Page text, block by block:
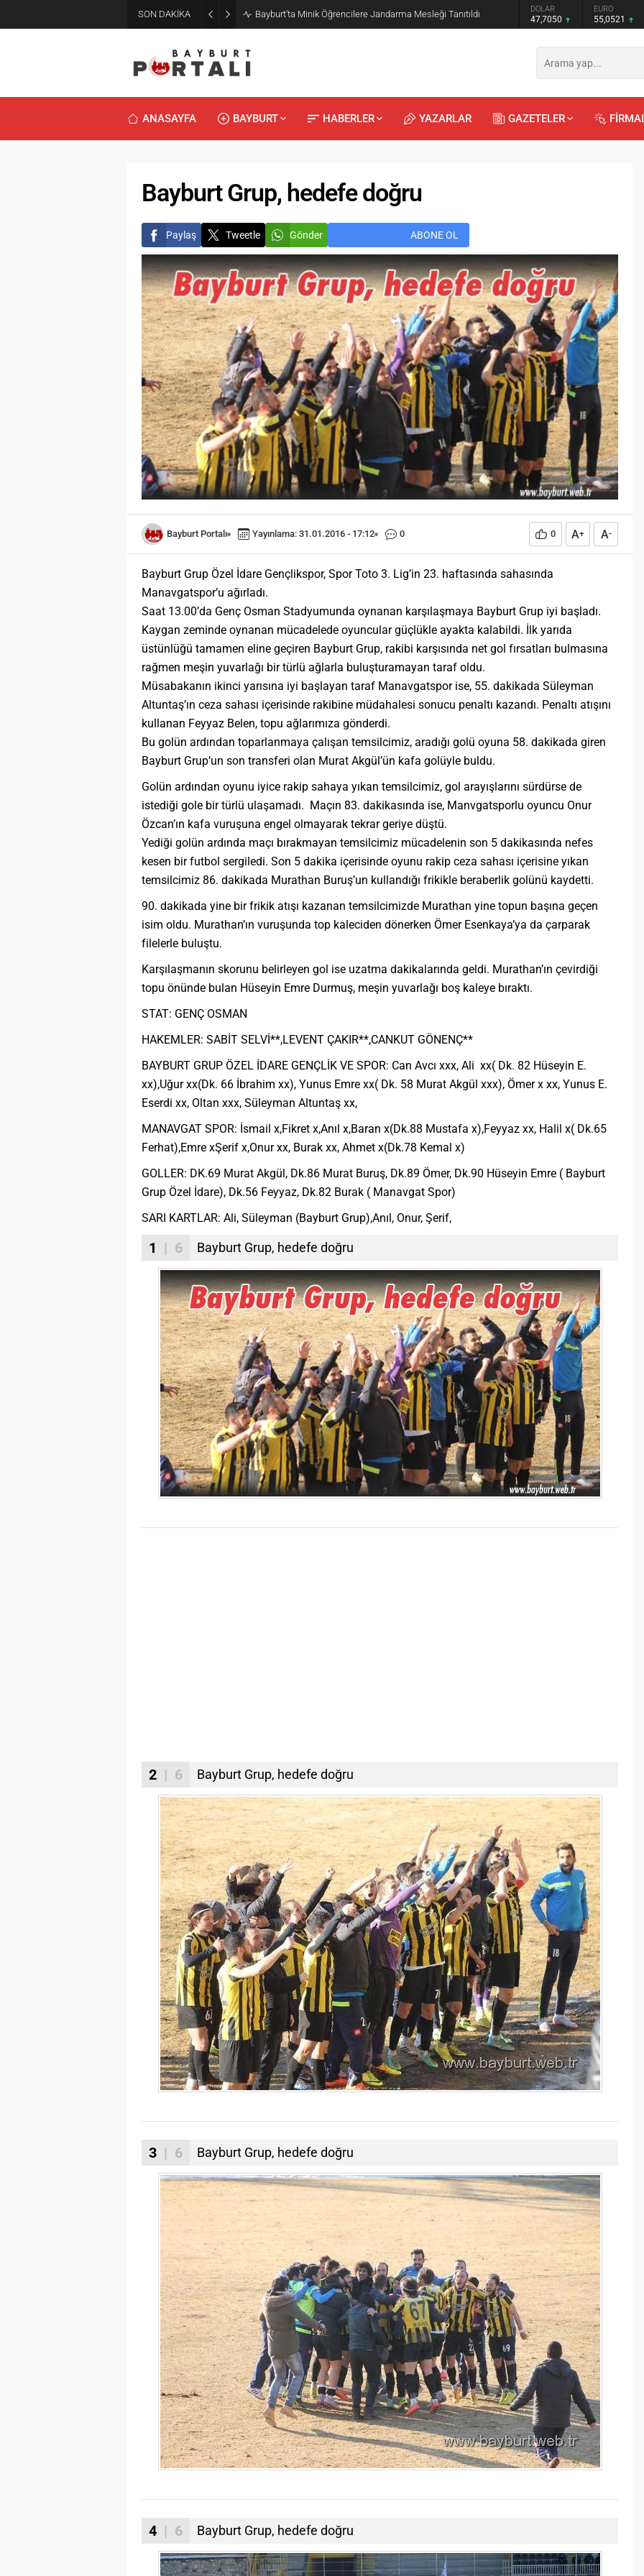
SON DAKİKA Bayburt’ta Minik Öğrencilere Jandarma Mesleği TanıtıldıGRAM ALTIN
6.614,69
DOLAR
47,7050
EURO
55,0521
ANASAYFA BAYBURT HABERLER YAZARLAR GAZETELER
Bayburt Grup, hedefe doğru
Paylaş Tweetle Gönder ABONE OL
Bayburt Portalı Yayınlama: 31.01.2016 - 17:12 0 0 A+ A-
Bayburt Grup Özel İdare Gençlikspor, Spor Toto 3. Lig’in 23. haftasında sahasında
Manavgatspor’u ağırladı.
Saat 13.00’da Genç Osman Stadyumunda oynanan karşılaşmaya Bayburt Grup iyi başladı.
Kaygan zeminde oynanan mücadelede oyuncular güçlükle ayakta kalabildi. İlk yarıda
üstünlüğü tamamen eline geçiren Bayburt Grup, rakibi karşısında net gol fırsatları bulmasına
rağmen meşin yuvarlağı bir türlü ağlarla buluşturamayan taraf oldu.
Müsabakanın ikinci yarısına iyi başlayan taraf Manavgatspor ise, 55. dakikada Süleyman
Altuntaş’ın ceza sahası içerisinde rakibine müdahalesi sonucu penaltı kazandı. Penaltı atışını
kullanan Feyyaz Belen, topu ağlarımıza gönderdi.
Bu golün ardından toparlanmaya çalışan temsilcimiz, aradığı golü oyuna 58. dakikada giren
Bayburt Grup’un son transferi olan Murat Akgül’ün kafa golüyle buldu.
Golün ardından oyunu iyice rakip sahaya yıkan temsilcimiz, gol arayışlarını sürdürse de
istediği gole bir türlü ulaşamadı. Maçın 83. dakikasında ise, Manvgatsporlu oyuncu Onur
Özcan’ın kafa vuruşuna engel olmayarak tekrar geriye düştü.
Yediği golün ardında maçı bırakmayan temsilcimiz mücadelenin son 5 dakikasında nefes
kesen bir futbol sergiledi. Son 5 dakika içerisinde oyunu rakip ceza sahası içerisine yıkan
temsilcimiz 86. dakikada Murathan Buruş’un kullandığı frikikle beraberlik golünü kaydetti.
dakikada yine bir frikik atışı kazanan temsilcimizde Murathan yine topun başına geçen
isim oldu. Murathan’ın vuruşunda top kaleciden dönerken Ömer Esenkaya’ya da çarparak
filelerle buluştu.
Karşılaşmanın skorunu belirleyen gol ise uzatma dakikalarında geldi. Murathan’ın çevirdiği
topu önünde bulan Hüseyin Emre Durmuş, meşin yuvarlağı boş kaleye bıraktı.
STAT: GENÇ OSMAN
HAKEMLER: SABİT SELVİ**,LEVENT ÇAKIR**,CANKUT GÖNENÇ**
BAYBURT GRUP ÖZEL İDARE GENÇLİK VE SPOR: Can Avcı xxx, Ali xx( Dk. 82 Hüseyin E.
xx),Uğur xx(Dk. 66 İbrahim xx), Yunus Emre xx( Dk. 58 Murat Akgül xxx), Ömer x xx, Yunus E.
Eserdi xx, Oltan xxx, Süleyman Altuntaş xx,
MANAVGAT SPOR: İsmail x,Fikret x,Anıl x,Baran x(Dk.88 Mustafa x),Feyyaz xx, Halil x( Dk.65
Ferhat),Emre xŞerif x,Onur xx, Burak xx, Ahmet x(Dk.78 Kemal x)
GOLLER: DK.69 Murat Akgül, Dk.86 Murat Buruş, Dk.89 Ömer, Dk.90 Hüseyin Emre ( Bayburt
Grup Özel İdare), Dk.56 Feyyaz, Dk.82 Burak ( Manavgat Spor)
SARI KARTLAR: Ali, Süleyman (Bayburt Grup),Anıl, Onur, Şerif,
1 | 6 Bayburt Grup, hedefe doğru
2 | 6 Bayburt Grup, hedefe doğru
3 | 6 Bayburt Grup, hedefe doğru
4 | 6 Bayburt Grup, hedefe doğru
RecepKayalı
29.04.2026 - 12:23
Duyularla mı, Duygularla mı
Öğreniriz?
Öğrenme, istisnasız tüm
toplumların gelişiminde ve
değişiminde geniş yer etmiş
hayati öneme sahip bir olgu
olarak tarih boyunca konu olmuş
temel bir insan işlevidir.
Öğrenme eğitim bilimcilerce
kişinin çevresi ile etkileşimi
sonucunda meydana gelen kalıcı
izli bilişsel, duyuşsal ve
davranışsal...